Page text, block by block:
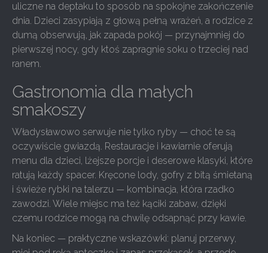
uliczne na deptaku to sposób na spokojne zakończenie
dnia. Dzieci zasypiają z głową pełną wrażeń, a rodzice z
dumą obserwują, jak zapada pokój — przynajmniej do
pierwszej nocy, gdy ktoś zapragnie soku o trzeciej nad
ranem.
Gastronomia dla małych
smakoszy
Władysławowo serwuje nie tylko ryby — choć te są
oczywiście gwiazdą. Restauracje i kawiarnie oferują
menu dla dzieci, lżejsze porcje i deserowe klasyki, które
ratują każdy spacer. Kręcone lody, gofry z bitą śmietaną
i świeże rybki na talerzu — kombinacja, która rzadko
zawodzi. Wiele miejsc ma też kąciki zabaw, dzięki
czemu rodzice mogą na chwilę odsapnąć przy kawie.
Na koniec — praktyczne wskazówki: planuj przerwy,